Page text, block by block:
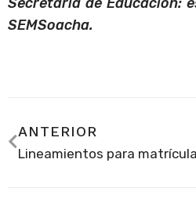
SEMSoacha.
ANTERIOR